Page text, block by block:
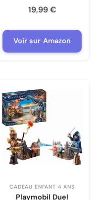
4.5
sur 5
19,99€
Voir sur Amazon
CADEAU ENFANT 4 ANS
Playmobil Duel